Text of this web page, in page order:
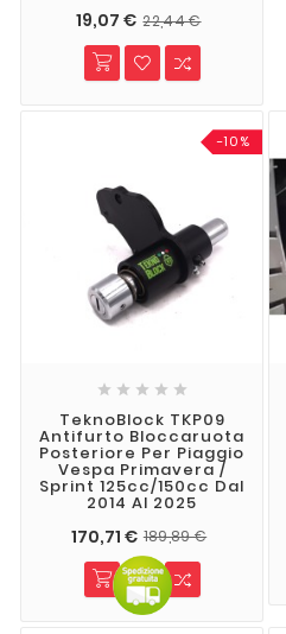
19,07 € 22,44 €
-10%
    
TeknoBlock TKP09
Antifurto Bloccaruota
Posteriore Per Piaggio
Vespa Primavera /
Sprint 125cc/150cc Dal
2014 Al 2025
170,71 € 189,89 €